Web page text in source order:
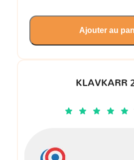
KLAVKARR
Ajouter au